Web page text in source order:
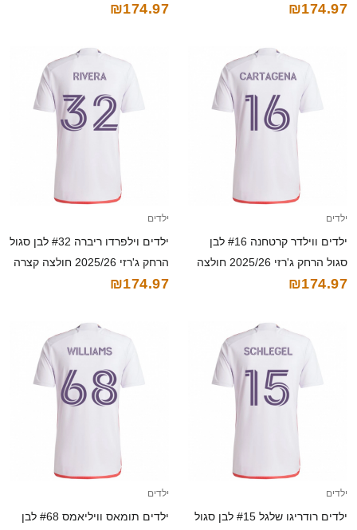
₪174.97
קצרה
₪174.97
ילדים
ילדים ווילדר קרטחנה #16 לבן
סגול הרחק ג'רזי 2025/26 חולצה
קצרה
₪174.97
ילדים
ילדים וילפרדו ריברה #32 לבן סגול
הרחק ג'רזי 2025/26 חולצה קצרה
₪174.97
ילדים
ילדים רודריגו שלגל #15 לבן סגול
ילדים
ילדים תומאס וויליאמס #68 לבן